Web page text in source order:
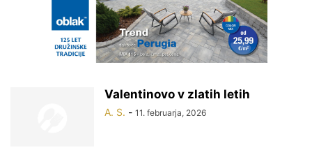
Valentinovo v zlatih letih
A. S. - 11. februarja, 2026